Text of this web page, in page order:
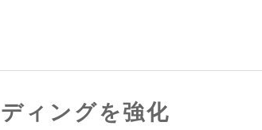
ィングを強化